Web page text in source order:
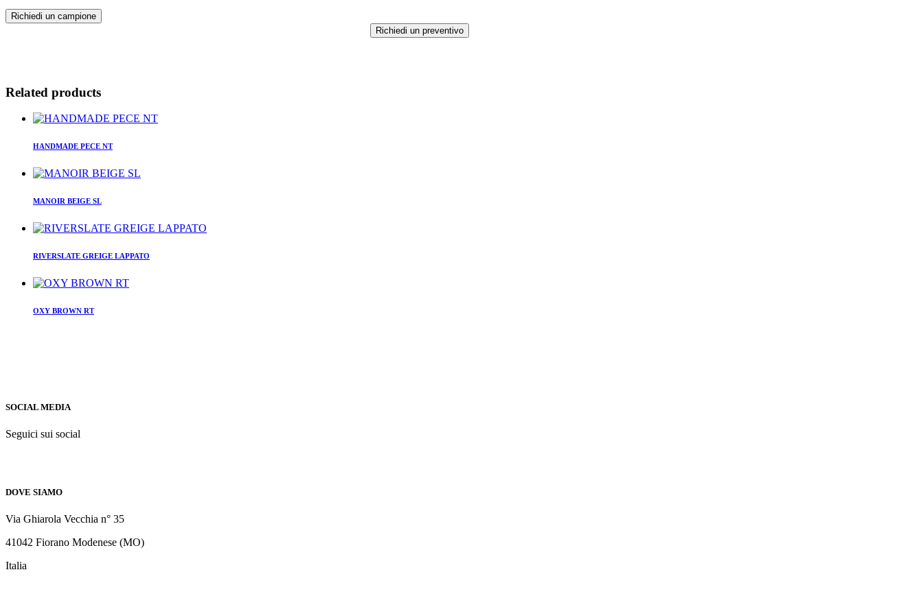
Richiedi un campione
Richiedi un preventivo
Related products
HANDMADE PECE NT
MANOIR BEIGE SL
RIVERSLATE GREIGE LAPPATO
OXY BROWN RT
SOCIAL MEDIA
Seguici sui social
DOVE SIAMO
Via Ghiarola Vecchia n° 35
41042 Fiorano Modenese (MO)
Italia